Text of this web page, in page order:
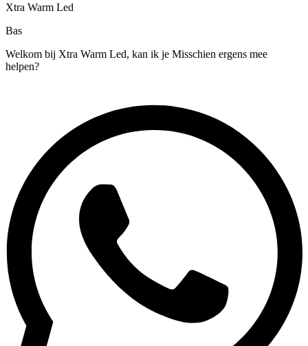
Xtra Warm Led
Bas
Welkom bij Xtra Warm Led, kan ik je Misschien ergens mee
helpen?